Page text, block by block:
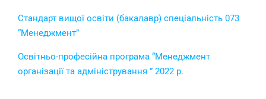
Стандарт вищої освіти (бакалавр) спеціальність 073
“Менеджмент”
Освітньо-професійна програма “Менеджмент
організації та адміністрування ” 2022 р.